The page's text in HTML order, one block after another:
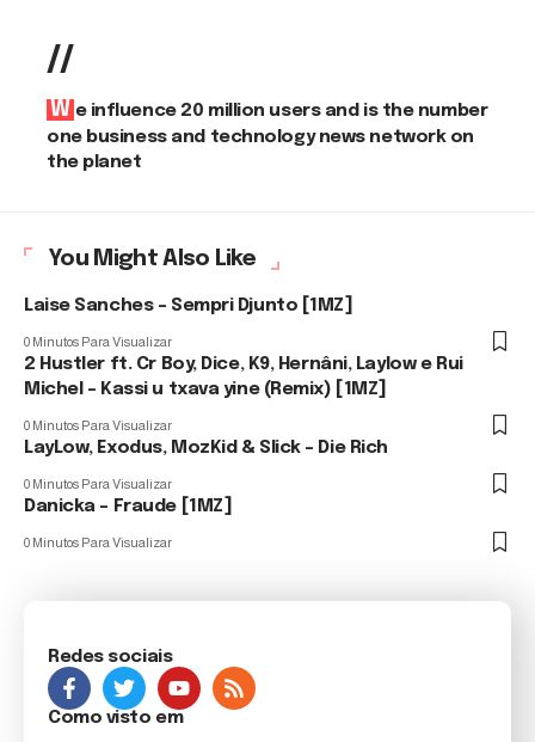
//
We influence 20 million users and is the number
one business and technology news network on
the planet
You Might Also Like
Laise Sanches – Sempri Djunto [1MZ]
0 Minutos Para Visualizar
2 Hustler ft. Cr Boy, Dice, K9, Hernâni, Laylow e Rui
Michel – Kassi u txava yine (Remix) [1MZ]
0 Minutos Para Visualizar
LayLow, Exodus, MozKid & Slick – Die Rich
0 Minutos Para Visualizar
Danicka – Fraude [1MZ]
0 Minutos Para Visualizar
Redes sociais
Como visto em